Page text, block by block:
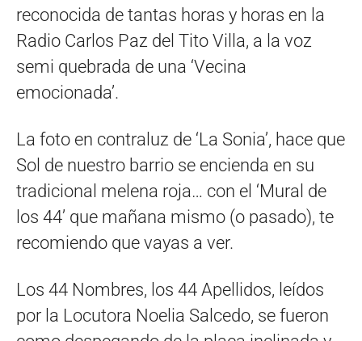
reconocida de tantas horas y horas en la
Radio Carlos Paz del Tito Villa, a la voz
semi quebrada de una ‘Vecina
emocionada’.
La foto en contraluz de ‘La Sonia’, hace que
Sol de nuestro barrio se encienda en su
tradicional melena roja… con el ‘Mural de
los 44’ que mañana mismo (o pasado), te
recomiendo que vayas a ver.
Los 44 Nombres, los 44 Apellidos, leídos
por la Locutora Noelia Salcedo, se fueron